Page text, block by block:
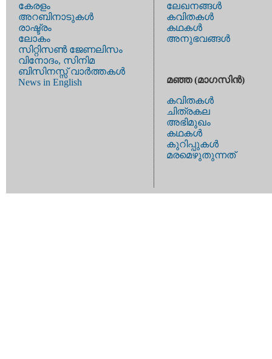
കേരളം
അറബിനാടുകള്‍
രാഷ്ട്രം
ലോകം
സിറ്റിസണ്‍ ജേണലിസം
വിനോദം, സിനിമ
ബിസിനസ്സ് വാര്‍ത്തകള്‍
News in English
ലേഖനങ്ങള്‍
കവിതകള്‍
കഥകള്‍
അനുഭവങ്ങള്‍
മഞ്ഞ (മാഗസിന്‍)
കവിതകള്‍
ചിത്രകല
അഭിമുഖം
കഥകള്‍
കുറിപ്പുകള്‍
മരമെഴുതുന്നത്